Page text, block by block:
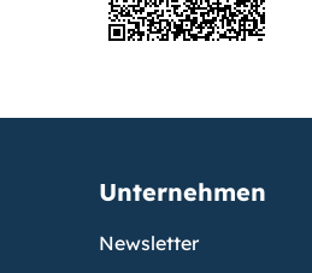
Unternehmen
Newsletter